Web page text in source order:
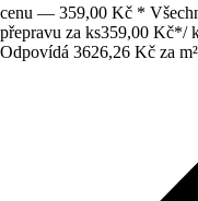
cenu — 359,00 Kč *
přepravu za ks359,00 Kč*/
Odpovídá 3626,26 Kč za m²